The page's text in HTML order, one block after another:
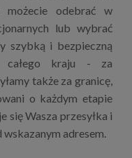
możecie odebrać w
lub wybrać
szybką i bezpieczną
całego kraju - za
także za granicę,
o każdym etapie
się Wasza przesyłka i
adresem.